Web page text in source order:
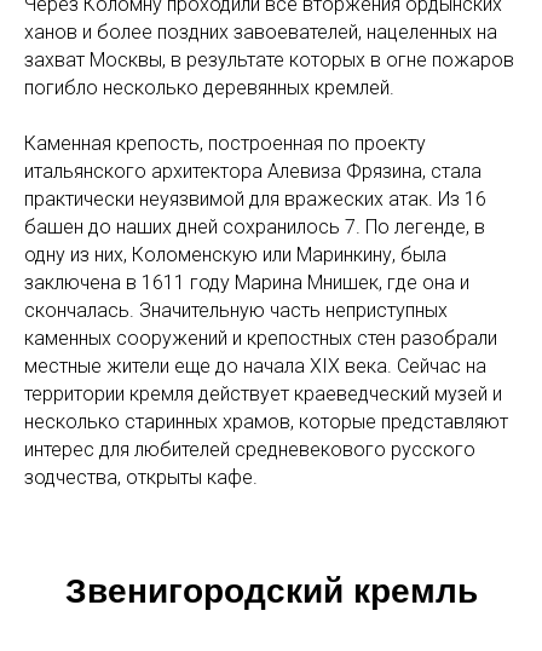
ханов и более поздних завоевателей, нацеленных на
захват Москвы, в результате которых в огне пожаров
погибло несколько деревянных кремлей.
Каменная крепость, построенная по проекту
итальянского архитектора Алевиза Фрязина, стала
практически неуязвимой для вражеских атак. Из 16
башен до наших дней сохранилось 7. По легенде, в
одну из них, Коломенскую или Маринкину, была
заключена в 1611 году Марина Мнишек, где она и
скончалась. Значительную часть неприступных
каменных сооружений и крепостных стен разобрали
местные жители еще до начала XIX века. Сейчас на
территории кремля действует краеведческий музей и
несколько старинных храмов, которые представляют
интерес для любителей средневекового русского
зодчества, открыты кафе.
Звенигородский кремль